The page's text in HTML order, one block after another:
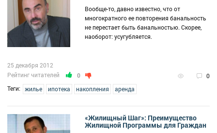
Вообще-то, давно известно, что от
многократного ее повторения банальность
не перестает быть банальностью. Скорее,
наоборот: усугубляется.
Рейтинг читателей 0 0
25 декабря 2012
Теги: жилье ипотека накопления аренда
«Жилищный Шаг»: Преимущество
Жилищной Программы для Граждан